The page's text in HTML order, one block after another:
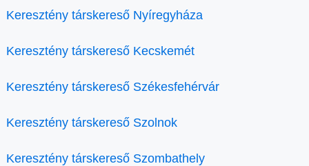
Keresztény társkereső Nyíregyháza
Keresztény társkereső Kecskemét
Keresztény társkereső Székesfehérvár
Keresztény társkereső Szolnok
Keresztény társkereső Szombathely